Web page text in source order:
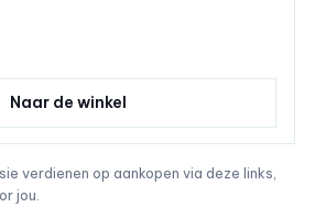
Naar de winkel
verdienen op aankopen via deze links,
jou.